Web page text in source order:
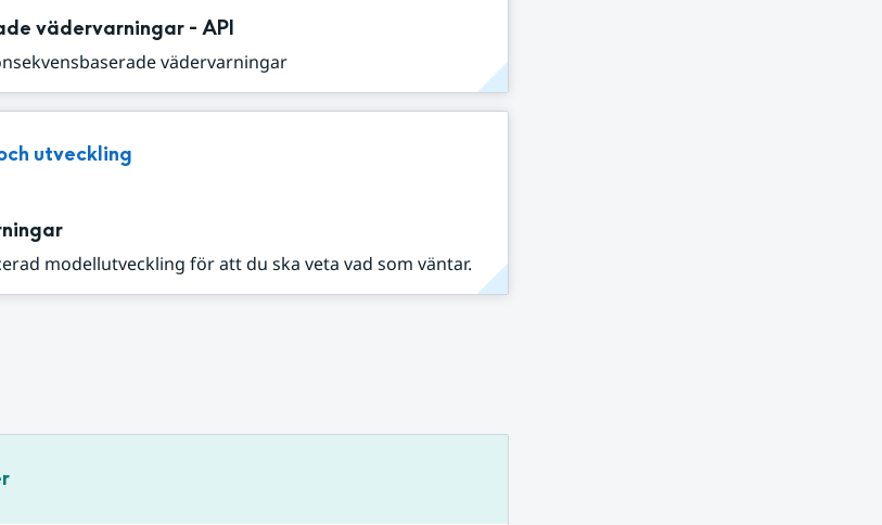
vädervarningar - API
vädervarningar
utveckling
modellutveckling för att du ska veta vad som väntar.